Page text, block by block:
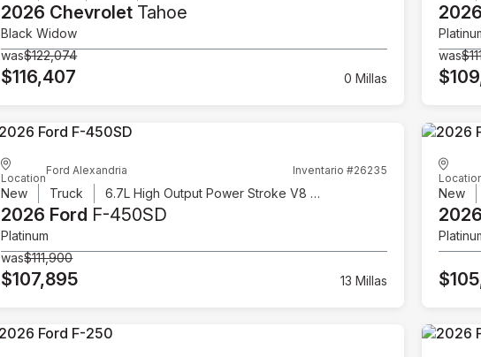
2026 Chevrolet Tahoe
Black Widow
was$122,074
$116,407 0 Millas
was
Location
Ford Alexandria Inventario #26235
New Truck 6.7L High Output Power Stroke V8 Diesel
2026 Ford F-450SD
Platinum
was$111,900
$107,895 13 Millas
New